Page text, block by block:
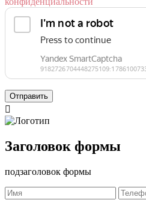
Отправить

Заголовок формы
подзаголовок формы